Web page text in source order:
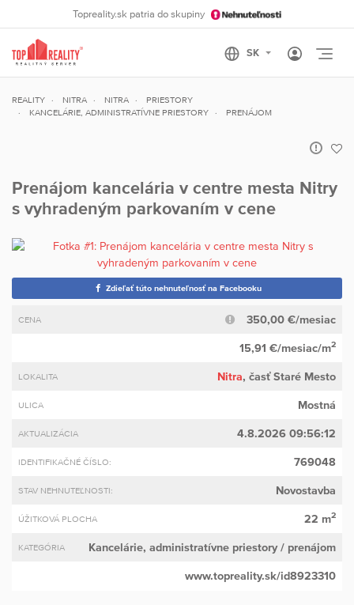
Topreality.sk patria do skupiny
REALITY NITRA NITRA
PRIESTORY
KANCELÁRIE, ADMINISTRATÍVNE PRIESTORY
PRENÁJOM
Prenájom kancelária v centre mesta Nitry
s vyhradeným parkovaním v cene
Zdieľať túto nehnuteľnosť na Facebooku
CENA 350,00 €/mesiac
15,91 €/mesiac/m2
LOKALITA Nitra, časť Staré Mesto
ULICA Mostná
AKTUALIZÁCIA 4.8.2026 09:56:12
IDENTIFIKAČNÉ ČÍSLO: 769048
STAV NEHNUTEĽNOSTI: Novostavba
ÚŽITKOVÁ PLOCHA 22 m2
KATEGÓRIA Kancelárie, administratívne priestory/ prenájom
www.topreality.sk/id8923310